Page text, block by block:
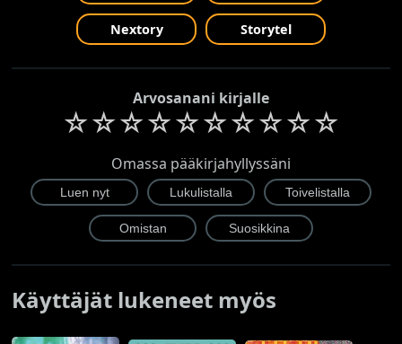
Nextory Storytel
Arvosanani kirjalle
☆☆☆☆☆☆☆☆☆☆
Omassa pääkirjahyllyssäni
Käyttäjät lukeneet myös